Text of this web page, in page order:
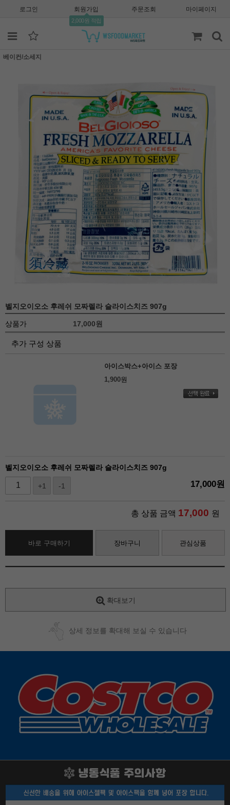
로그인 회원가입
2,000원 적립
주문조회 마이페이지
베이컨/소세지
벨지오이오소 후레쉬 모짜렐라 슬라이스치즈 907g
상품가 17,000원
추가 구성 상품
아이스박스+아이스 포장
1,900원
벨지오이오소 후레쉬 모짜렐라 슬라이스치즈 907g
+1 -1 17,000원
총 상품 금액 17,000 원
바로 구매하기 장바구니 관심상품
확대보기
상세 정보를 확대해 보실 수 있습니다